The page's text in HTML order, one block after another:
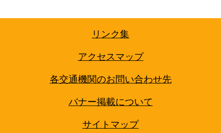
リンク集
アクセスマップ
各交通機関のお問い合わせ先
バナー掲載について
サイトマップ